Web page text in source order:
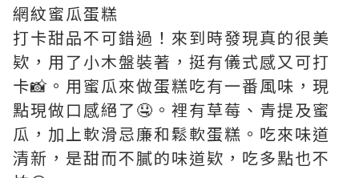
網紋蜜瓜蛋糕
打卡甜品不可錯過！來到時發現真的很美
欵，用了小木盤裝著，挺有儀式感又可打
卡📸。用蜜瓜來做蛋糕吃有一番風味，現
點現做口感絕了🤤。裡有草莓、青提及蜜
瓜，加上軟滑忌廉和鬆軟蛋糕。吃來味道
清新，是甜而不膩的味道欵，吃多點也不